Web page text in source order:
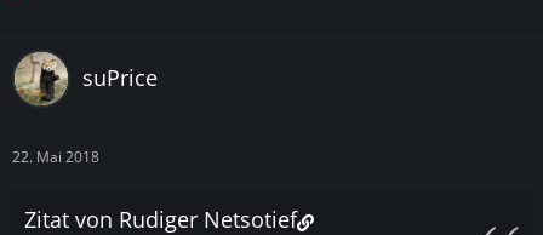
suPrice
22. Mai 2018
Zitat von Rudiger Netsotief